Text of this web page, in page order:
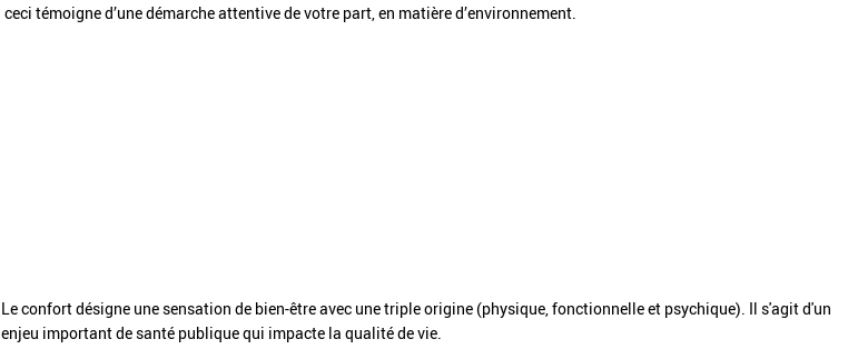
ceci témoigne d’une démarche attentive de votre part, en matière d’environnement.
Le confort désigne une sensation de bien-être avec une triple origine (physique, fonctionnelle et psychique). Il s'agit d'un
enjeu important de santé publique qui impacte la qualité de vie.